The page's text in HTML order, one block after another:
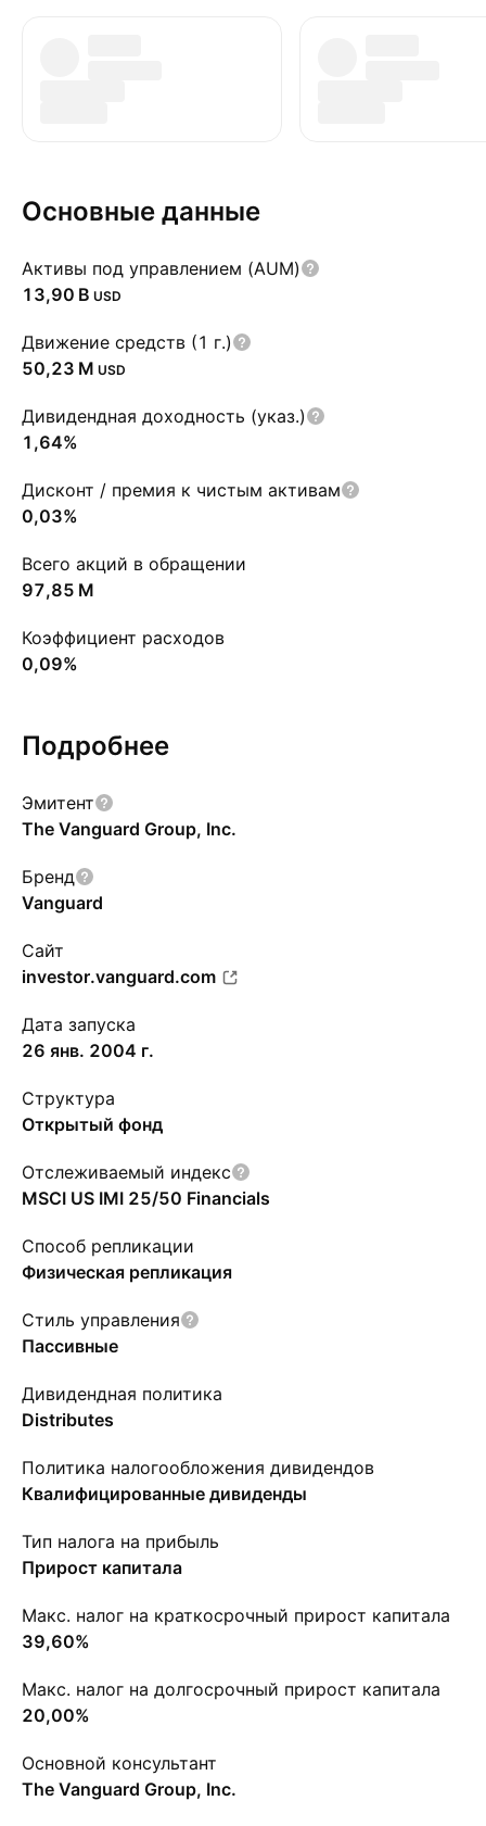
Основные данные
Активы под управлением (AUM)
‪13,90 B‬ USD
Движение средств (1 г.)
‪50,23 M‬ USD
Дивидендная доходность (указ.)
1,64%
Дисконт / премия к чистым активам
0,03%
Всего акций в обращении
‪97,85 M‬
Коэффициент расходов
0,09%
Подробнее
Эмитент
The Vanguard Group, Inc.
Бренд
Vanguard
Сайт
investor.vanguard.com
Дата запуска
26 янв. 2004 г.
Структура
Открытый фонд
Отслеживаемый индекс
MSCI US IMI 25/50 Financials
Способ репликации
Физическая репликация
Стиль управления
Пассивные
Дивидендная политика
Distributes
Политика налогообложения дивидендов
Квалифицированные дивиденды
Тип налога на прибыль
Прирост капитала
Макс. налог на краткосрочный прирост капитала
39,60%
Макс. налог на долгосрочный прирост капитала
20,00%
Основной консультант
The Vanguard Group, Inc.